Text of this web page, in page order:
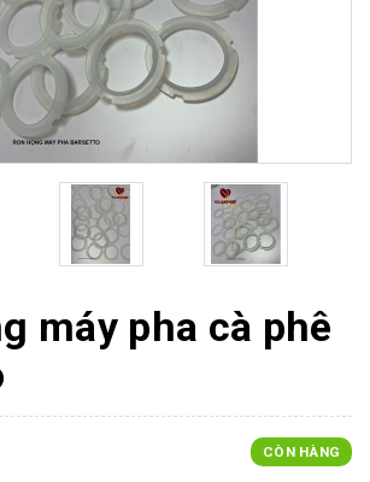
máy pha cà phê
CÒN HÀNG